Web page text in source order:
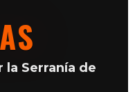
Serranía de